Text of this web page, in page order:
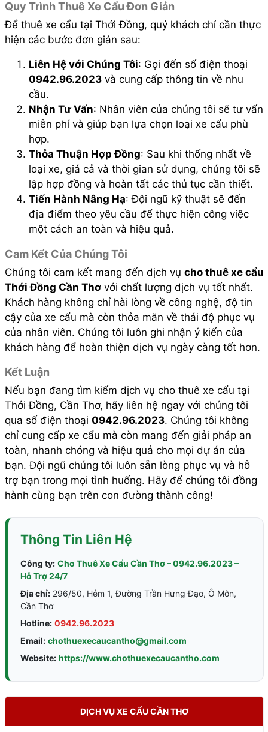
Quy Trình Thuê Xe Cẩu Đơn Giản
Để thuê xe cẩu tại Thới Đồng, quý khách chỉ cần thực
hiện các bước đơn giản sau:
Liên Hệ với Chúng Tôi: Gọi đến số điện thoại
0942.96.2023và cung cấp thông tin về nhu
cầu.
Nhận Tư Vấn: Nhân viên của chúng tôi sẽ tư vấn
miễn phí và giúp bạn lựa chọn loại xe cẩu phù
hợp.
Thỏa Thuận Hợp Đồng: Sau khi thống nhất về
loại xe, giá cả và thời gian sử dụng, chúng tôi sẽ
lập hợp đồng và hoàn tất các thủ tục cần thiết.
Tiến Hành Nâng Hạ: Đội ngũ kỹ thuật sẽ đến
địa điểm theo yêu cầu để thực hiện công việc
một cách an toàn và hiệu quả.
Cam Kết Của Chúng Tôi
Chúng tôi cam kết mang đến dịch vụ cho thuê xe cẩu
Thới Đồng Cần Thơvới chất lượng dịch vụ tốt nhất.
Khách hàng không chỉ hài lòng về công nghệ, độ tin
cậy của xe cẩu mà còn thỏa mãn về thái độ phục vụ
của nhân viên. Chúng tôi luôn ghi nhận ý kiến của
khách hàng để hoàn thiện dịch vụ ngày càng tốt hơn.
Kết Luận
Nếu bạn đang tìm kiếm dịch vụ cho thuê xe cẩu tại
Thới Đồng, Cần Thơ, hãy liên hệ ngay với chúng tôi
qua số điện thoại 0942.96.2023. Chúng tôi không
chỉ cung cấp xe cẩu mà còn mang đến giải pháp an
toàn, nhanh chóng và hiệu quả cho mọi dự án của
bạn. Đội ngũ chúng tôi luôn sẵn lòng phục vụ và hỗ
trợ bạn trong mọi tình huống. Hãy để chúng tôi đồng
hành cùng bạn trên con đường thành công!
Thông Tin Liên Hệ
Công ty: Cho Thuê Xe Cẩu Cần Thơ – 0942.96.2023 –
Hỗ Trợ 24/7
Địa chỉ:296/50, Hẻm 1, Đường Trần Hưng Đạo, Ô Môn,
Cần Thơ
Hotline: 0942.96.2023
Email: chothuexecaucantho@gmail.com
Website: https://www.chothuexecaucantho.com
DỊCH VỤ XE CẨU CẦN THƠ